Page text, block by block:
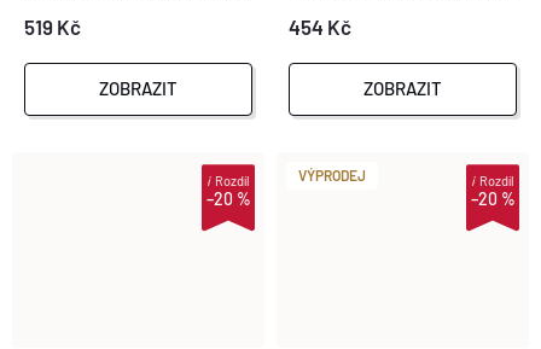
519 Kč
ZOBRAZIT
454 Kč
ZOBRAZIT
–20 %
iRozdíl VÝPRODEJ
–20 %
iRozdíl